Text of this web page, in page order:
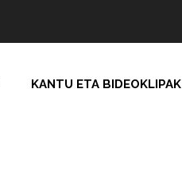
KANTU ETA BIDEOKLIPAK